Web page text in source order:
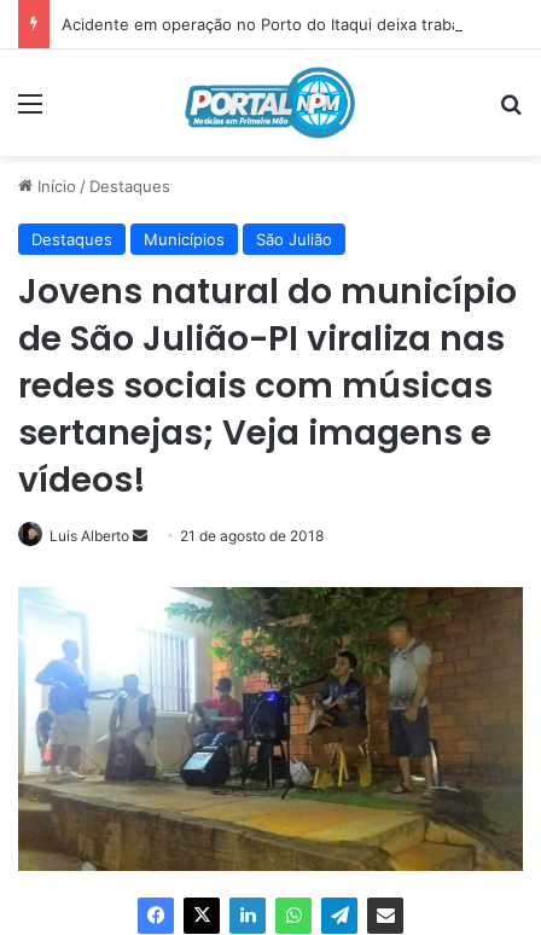
Início / Destaques
Destaques Municípios São Julião
Jovens natural do município
de São Julião-PI viraliza nas
redes sociais com músicas
sertanejas; Veja imagens e
vídeos!
Luis Alberto
Mande
mail
21 de agosto de 2018